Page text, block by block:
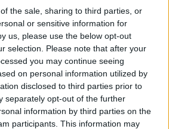
the sale, sharing to third parties, or
or sensitive information for
us, please use the below opt-out
selection. Please note that after your
you may continue seeing
on personal information utilized by
disclosed to third parties prior to
separately opt-out of the further
information by third parties on the
participants. This information may
τι αυτοκίνητα κυκλοφορούν»
του τι συμβαίνει γύρω μου.
σε αυτό και δεν περνάω όλη
αλλά είναι σαν να
κυκλοφορούν στο δρόμο.
παίζεται» σημείωσε.